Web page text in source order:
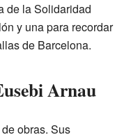
de la Solidaridad
y una para recordar
de Barcelona.
Arnau
obras. Sus